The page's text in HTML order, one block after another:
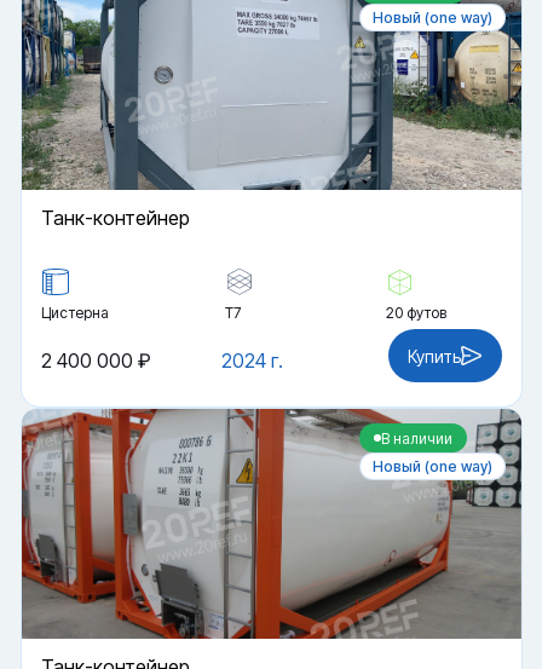
Новый (one way)
Танк-контейнер
Цистерна Т7 20 футов
2024 г.
2 400 000 ₽ Купить
В наличии
Новый (one way)